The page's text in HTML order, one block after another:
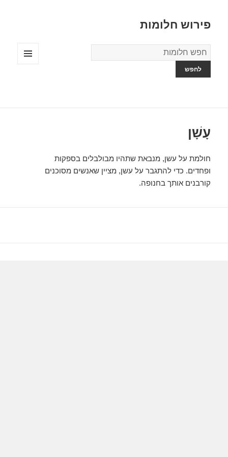
פירוש חלומות
מילון
החלומות
עָשָׁן
חולמת על עשן, מנבאת שתהיו מבולבלים בספקות
ופחדים. כדי להתגבר על עשן, מציין שאנשים מסוכנים
קורבנים אותך בחנופה.